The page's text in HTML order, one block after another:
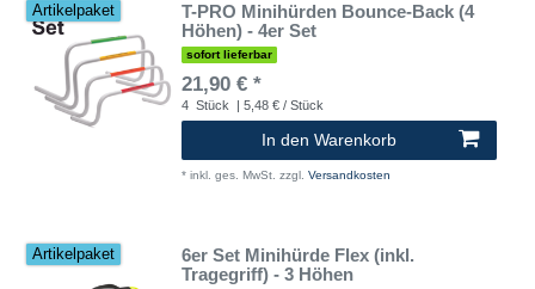
Artikelpaket
T-PRO Minihürden Bounce-Back (4
Höhen) - 4er Set
sofort lieferbar
21,90 € *
4 Stück | 5,48 € / Stück
In den Warenkorb
* inkl. ges. MwSt. zzgl. Versandkosten
Artikelpaket
6er Set Minihürde Flex (inkl.
Tragegriff) - 3 Höhen